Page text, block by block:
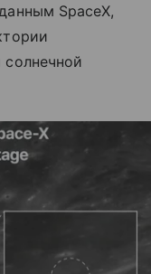
SpaceX,
солнечной